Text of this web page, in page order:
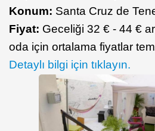
Konum: Santa Cruz de
Fiyat: Geceliği 32 € - 44 €
oda için ortalama fiyatlar
Detaylı bilgi için tıklayın.